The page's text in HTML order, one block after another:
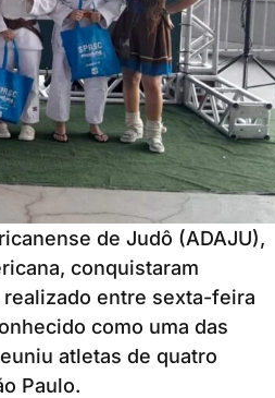
de Judô (ADAJU),
conquistaram
entre sexta-feira
como uma das
atletas de quatro
Paulo.